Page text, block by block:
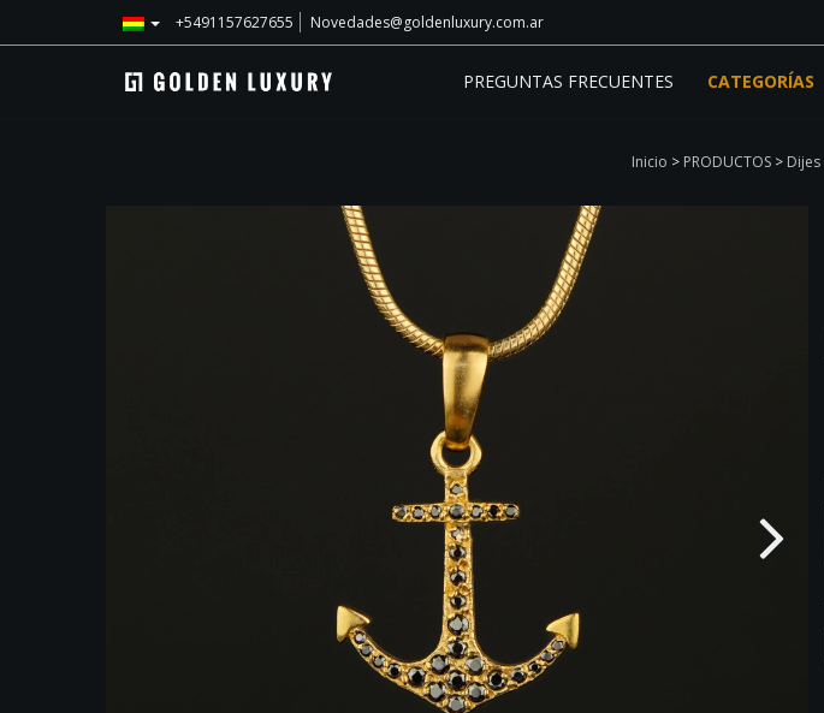
+5491157627655 Novedades@goldenluxury.com.ar
PREGUNTAS FRECUENTES CATEGORÍAS
Inicio > PRODUCTOS > Dijes